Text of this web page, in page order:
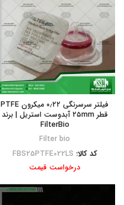
فیلتر سرسرنگی ۰٫۲۲ میکرون PTFE
قطر ۲۵mm آبدوست استریل | برند
FilterBio
Filter bio
کد کالا: FBS25PTFE022LS
درخواست قیمت